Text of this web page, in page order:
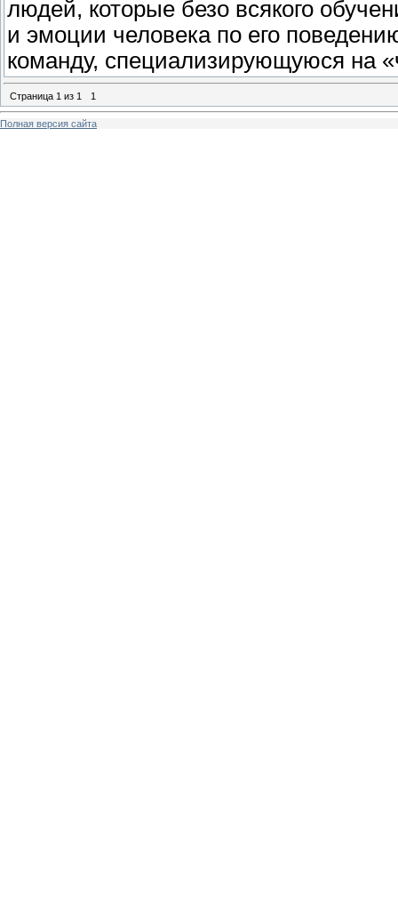
людей, которые безо всякого
и эмоции человека по его
команду, специализирующуюся на
Страница 1 из 1 1
Полная версия сайта